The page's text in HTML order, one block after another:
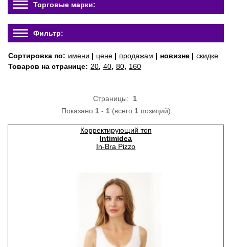
Торговые марки:
Фильтр:
Сортировка по: имени | цене | продажам | новизне | скидке
Товаров на странице: 20, 40, 80, 160
Страницы: 1
Показано 1- 1(всего 1позиций)
Корректирующий топ
Intimidea
In-Bra Pizzo